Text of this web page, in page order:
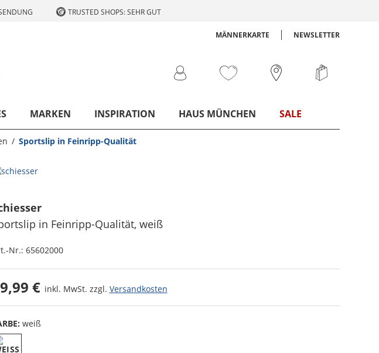
TRUSTED SHOPS: SEHR GUT
MÄNNERKARTE NEWSLETTER
MARKEN INSPIRATION HAUS MÜNCHEN SALE
Sportslip in Feinripp-Qualität
in Feinripp-Qualität, weiß
Nr.: 65602000
€ inkl. MwSt. zzgl. Versandkosten
weiß